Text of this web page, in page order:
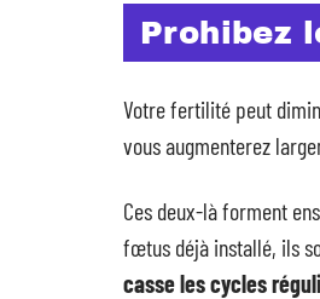
Prohibez
Votre fertilité peut
vous augmenterez
Ces deux-là forment
fœtus déjà installé, ils
casse les cycles